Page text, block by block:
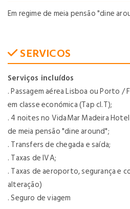
Em regime de meia pensão "dine
SERVICOS
Serviços incluídos
. Passagem aérea Lisboa ou Porto
em classe económica (Tap cl.T);
. 4 noites no VidaMar Madeira
de meia pensão "dine around";
. Transfers de chegada e saída;
. Taxas de IVA;
. Taxas de aeroporto, segurança e
alteração)
. Seguro de viagem